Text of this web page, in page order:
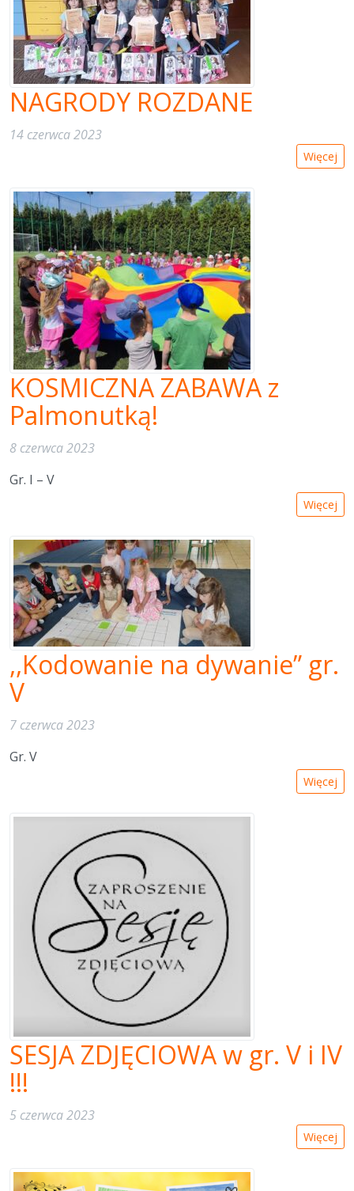
NAGRODY ROZDANE
14 czerwca 2023
Więcej
KOSMICZNA ZABAWA z
Palmonutką!
8 czerwca 2023
Gr. I – V
Więcej
,,Kodowanie na dywanie” gr.
V
7 czerwca 2023
Gr. V
Więcej
SESJA ZDJĘCIOWA w gr. V i IV
!!!
5 czerwca 2023
Więcej